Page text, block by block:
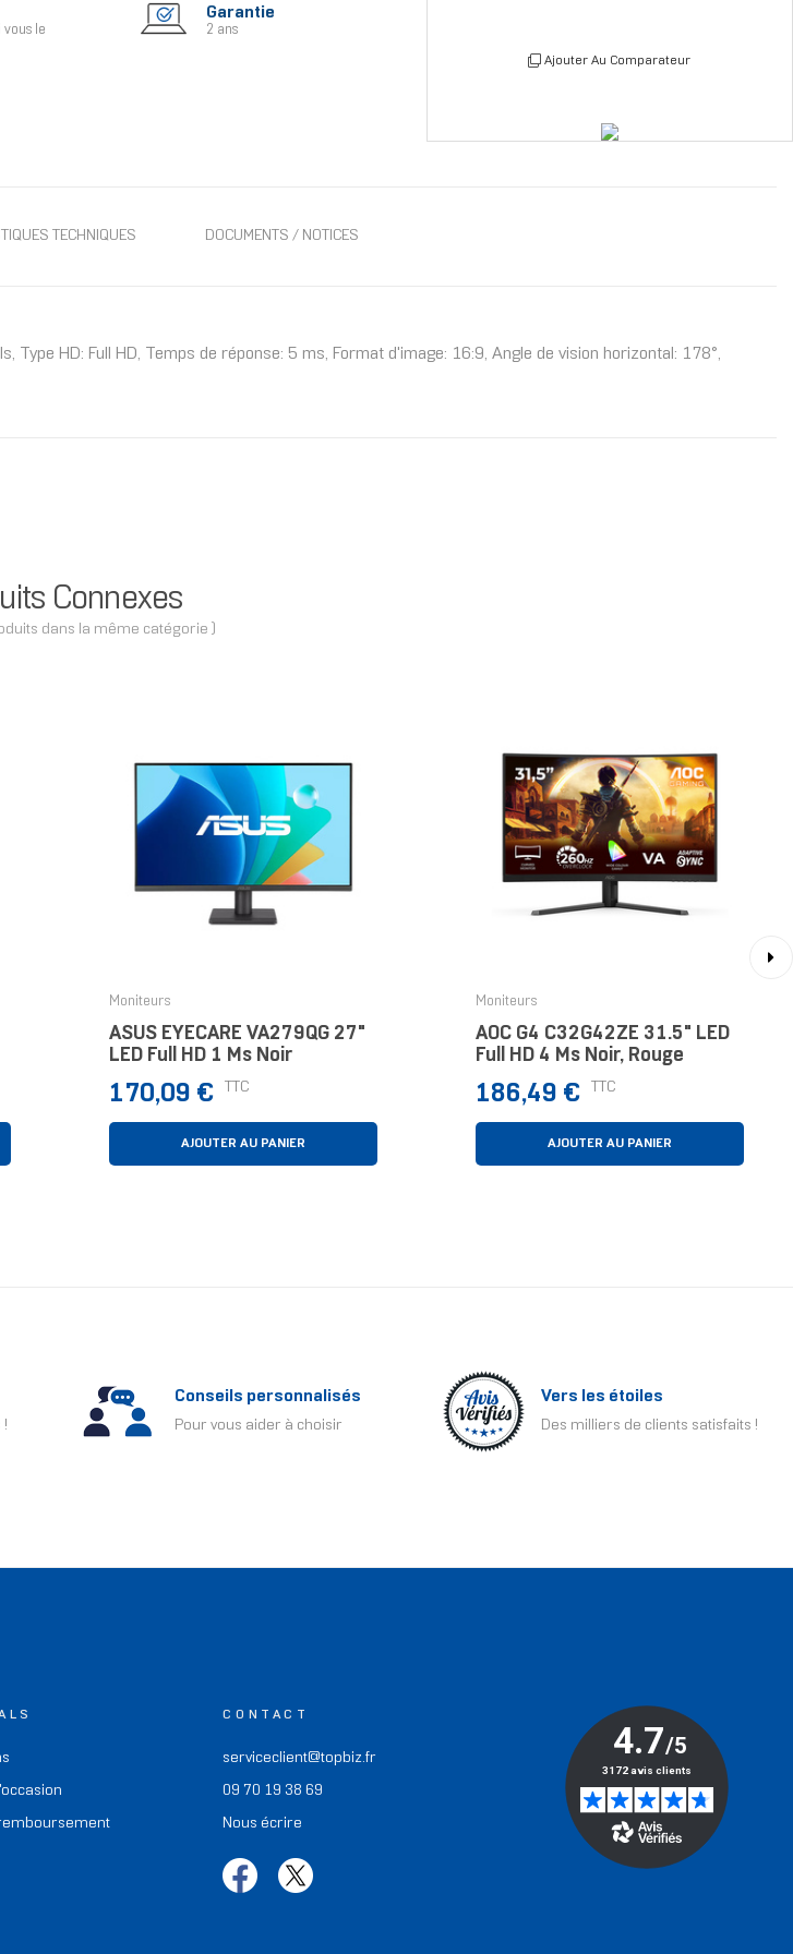
vous le
Garantie
2 ans
Ajouter Au Comparateur
TECHNIQUES DOCUMENTS / NOTICES
HD: Full HD, Temps de réponse: 5 ms, Format d'image: 16:9, Angle de vision horizontal: 178°,
Connexes
dans la même catégorie )
Moniteurs
ASUS EYECARE VA279QG 27"
LED Full HD 1 Ms Noir
Prix
170,09 € TTC
AJOUTER AU PANIER
Moniteurs
AOC G4 C32G42ZE 31.5" LED
Full HD 4 Ms Noir, Rouge
Prix
186,49 € TTC
AJOUTER AU PANIER
!
Conseils personnalisés
Pour vous aider à choisir
Vers les étoiles
Des milliers de clients satisfaits !
CONTACT
serviceclient@topbiz.fr
09 70 19 38 69
Nous écrire